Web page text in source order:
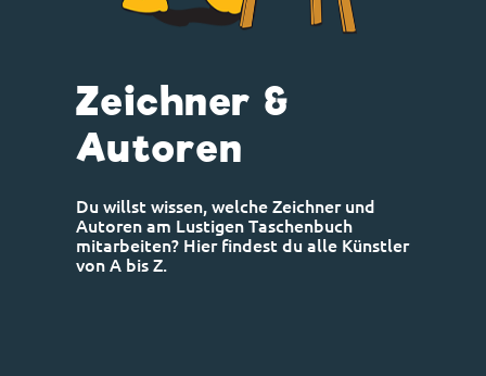
Zeichner &
Autoren
Du willst wissen, welche Zeichner und
Autoren am Lustigen Taschenbuch
mitarbeiten? Hier findest du alle Künstler
von A bis Z.